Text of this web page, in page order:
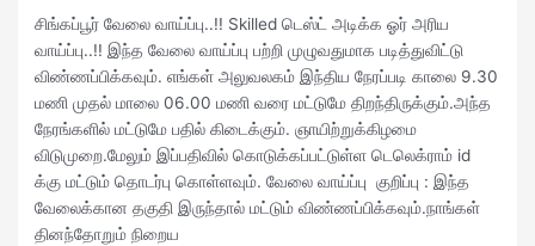
சிங்கப்பூர் வேலை வாய்ப்பு..!! Skilled டெஸ்ட் அடிக்க ஓர் அரிய
வாய்ப்பு..!! இந்த வேலை வாய்ப்பு பற்றி முழுவதுமாக படித்துவிட்டு
விண்ணப்பிக்கவும். எங்கள் அலுவலகம் இந்திய நேரப்படி காலை 9.30
மணி முதல் மாலை 06.00 மணி வரை மட்டுமே திறந்திருக்கும்.அந்த
நேரங்களில் மட்டுமே பதில் கிடைக்கும். ஞாயிற்றுக்கிழமை
விடுமுறை.மேலும் இப்பதிவில் கொடுக்கப்பட்டுள்ள டெலெக்ராம் id
க்கு மட்டும் தொடர்பு கொள்ளவும். வேலை வாய்ப்பு குறிப்பு : இந்த
வேலைக்கான தகுதி இருந்தால் மட்டும் விண்ணப்பிக்கவும்.நாங்கள்
தினந்தோறும் நிறைய